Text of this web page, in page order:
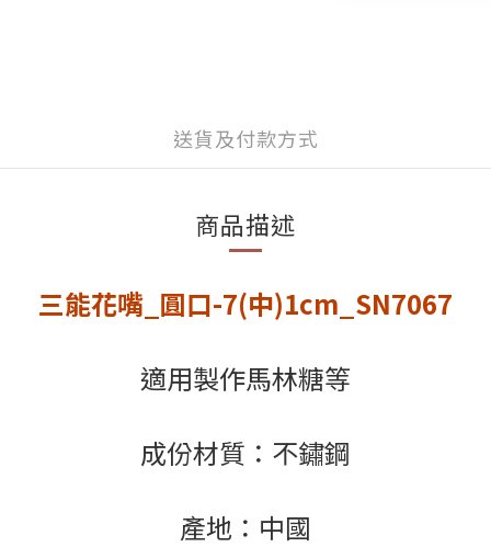
送貨及付款方式
商品描述
三能花嘴_圓口-7(中)1cm_SN7067
適用製作馬林糖等
成份材質：不鏽鋼
產地：中國